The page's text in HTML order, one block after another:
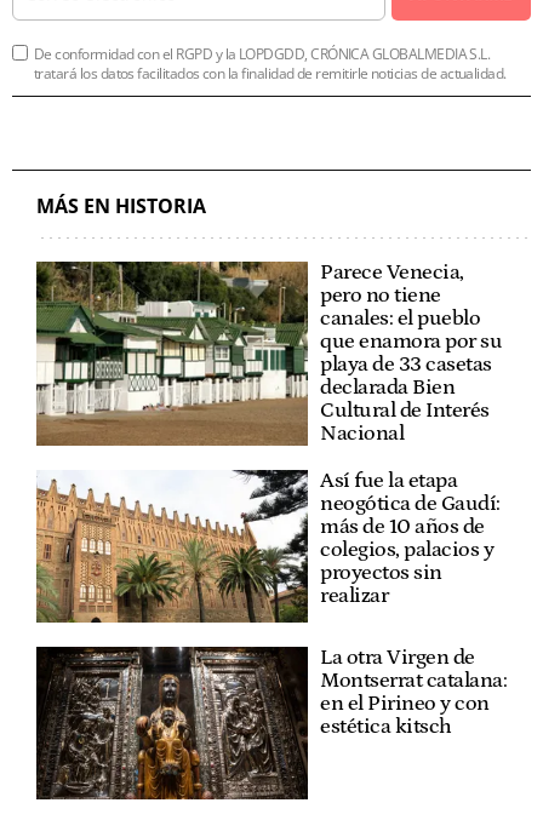
De conformidad con el RGPD y la LOPDGDD, CRÓNICA GLOBALMEDIA S.L.
tratará los datos facilitados con la finalidad de remitirle noticias de actualidad.
MÁS EN HISTORIA
Parece Venecia,
pero no tiene
canales: el pueblo
que enamora por su
playa de 33 casetas
declarada Bien
Cultural de Interés
Nacional
Así fue la etapa
neogótica de Gaudí:
más de 10 años de
colegios, palacios y
proyectos sin
realizar
La otra Virgen de
Montserrat catalana:
en el Pirineo y con
estética kitsch